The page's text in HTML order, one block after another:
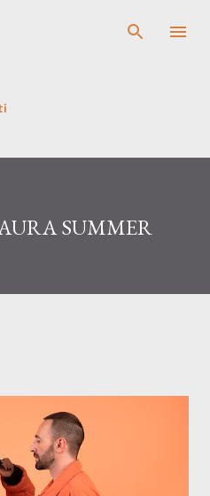
SUMMER